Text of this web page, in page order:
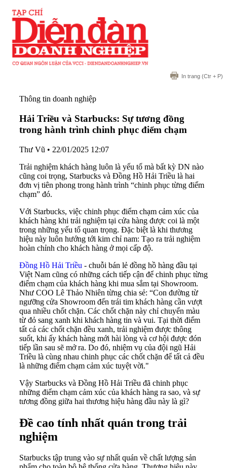
In trang (Ctr + P)
Thông tin doanh nghiệp
Hải Triều và Starbucks: Sự tương đồng
trong hành trình chinh phục điểm chạm
Thư Vũ • 22/01/2025 12:07
Trải nghiệm khách hàng luôn là yếu tố mà bất kỳ DN nào
cũng coi trọng, Starbucks và Đồng Hồ Hải Triều là hai
đơn vị tiên phong trong hành trình “chinh phục từng điểm
chạm” đó.
Với Starbucks, việc chinh phục điểm chạm cảm xúc của
khách hàng khi trải nghiệm tại cửa hàng được coi là một
trong những yếu tố quan trọng. Đặc biệt là khi thương
hiệu này luôn hướng tới kim chỉ nam: Tạo ra trải nghiệm
hoàn chỉnh cho khách hàng ở mọi cấp độ.
Đồng Hồ Hải Triều - chuỗi bán lẻ đồng hồ hàng đầu tại
Việt Nam cũng có những cách tiếp cận để chinh phục từng
điểm chạm của khách hàng khi mua sắm tại Showroom.
Như COO Lê Thảo Nhiên từng chia sẻ: “Con đường từ
ngưỡng cửa Showroom đến trái tim khách hàng cần vượt
qua nhiều chốt chặn. Các chốt chặn này chỉ chuyển màu
từ đỏ sang xanh khi khách hàng tin và vui. Tại thời điểm
tất cả các chốt chặn đều xanh, trải nghiệm được thông
suốt, khi ấy khách hàng mới hài lòng và cơ hội được đón
tiếp lần sau sẽ mở ra. Do đó, nhiệm vụ của đội ngũ Hải
Triều là cùng nhau chinh phục các chốt chặn để tất cả đều
là những điểm chạm cảm xúc tuyệt vời."
Vậy Starbucks và Đồng Hồ Hải Triều đã chinh phục
những điểm chạm cảm xúc của khách hàng ra sao, và sự
tương đồng giữa hai thương hiệu hàng đầu này là gì?
Đề cao tính nhất quán trong trải
nghiệm
Starbucks tập trung vào sự nhất quán về chất lượng sản